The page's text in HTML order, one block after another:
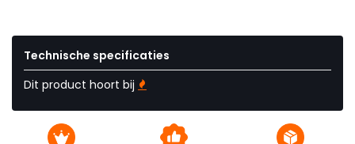
Technische specificaties
Dit product hoort bij